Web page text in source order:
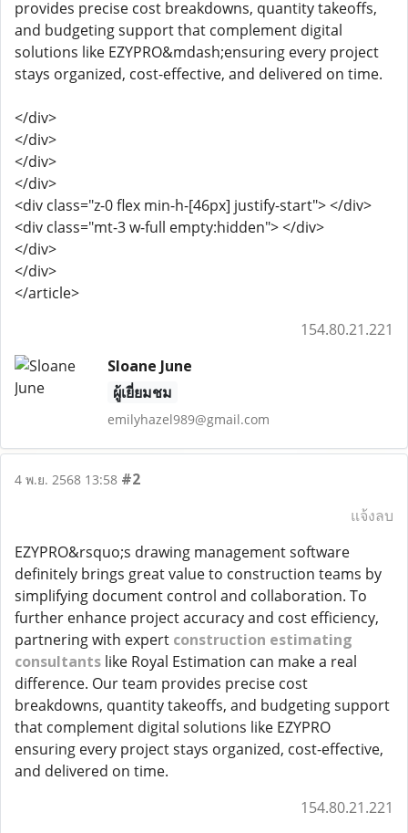
provides precise cost breakdowns, quantity takeoffs,
and budgeting support that complement digital
solutions like EZYPRO&mdash;ensuring every project
stays organized, cost-effective, and delivered on time.
</div>
</div>
</div>
</div>
<div class="z-0 flex min-h-[46px] justify-start"> </div>
<div class="mt-3 w-full empty:hidden"> </div>
</div>
</div>
</article>
154.80.21.221
Sloane June
ผู้เยี่ยมชม
emilyhazel989@gmail.com
4 พ.ย. 2568 13:58 #2
แจ้งลบ
EZYPRO&rsquo;s drawing management software
definitely brings great value to construction teams by
simplifying document control and collaboration. To
further enhance project accuracy and cost efficiency,
partnering with expert construction estimating
consultants like Royal Estimation can make a real
difference. Our team provides precise cost
breakdowns, quantity takeoffs, and budgeting support
that complement digital solutions like EZYPRO
ensuring every project stays organized, cost-effective,
and delivered on time.
154.80.21.221